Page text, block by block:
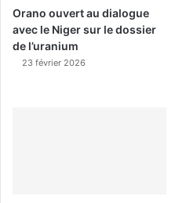
Orano ouvert au dialogue
avec le Niger sur le dossier
de l’uranium
23 février 2026